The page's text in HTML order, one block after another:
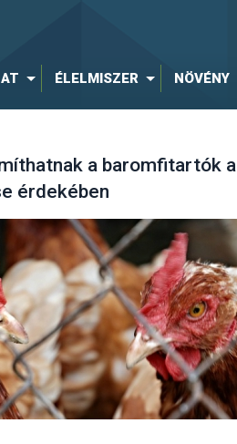
ÉLELMISZER NÖVÉNY
a baromfitartók a
érdekében